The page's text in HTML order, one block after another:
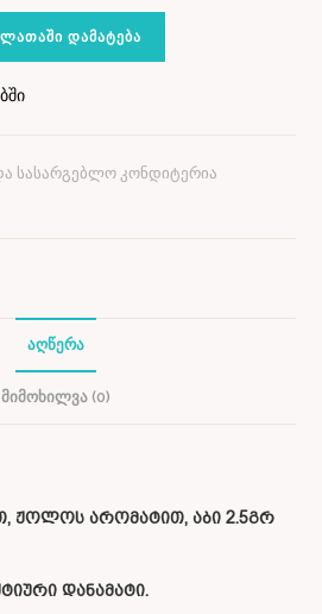
ᲓᲐᲛᲐᲢᲔᲑᲐ
სასარგებლო კონდიტერია
ᲐᲦᲬᲔᲠᲐ
ᲛᲘᲛᲝᲮᲘᲚᲕᲐ (0)
ჟოლოს არომატით, აბი 2.5გრ
დანამატი.